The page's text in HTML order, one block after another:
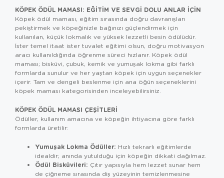
KÖPEK ÖDÜL MAMASI: EĞITIM VE SEVGI DOLU ANLAR İÇIN
Köpek ödül maması, eğitim sırasında doğru davranışları
pekiştirmek ve köpeğinizle bağınızı güçlendirmek için
kullanılan, küçük lokmalık ve yüksek lezzetli besin ödülüdür.
İster temel itaat ister tuvalet eğitimi olsun, doğru motivasyon
aracı kullanıldığında öğrenme süreci hızlanır. Köpek ödül
maması; bisküvi, çubuk, kemik ve yumuşak lokma gibi farklı
formlarda sunulur ve her yaştan köpek için uygun seçenekler
içerir. Tam ve dengeli beslenme için ana öğün seçeneklerini
köpek maması kategorisinden inceleyebilirsiniz.
KÖPEK ÖDÜL MAMASI ÇEŞITLERI
Ödüller, kullanım amacına ve köpeğin ihtiyacına göre farklı
formlarda üretilir:
Yumuşak Lokma Ödüller: Hızlı tekrarlı eğitimlerde
idealdir; anında yutulduğu için köpeğin dikkati dağılmaz.
Ödül Bisküvileri: Çıtır yapısıyla hem lezzet sunar hem
de çiğneme sırasında diş yüzeyinin temizlenmesine